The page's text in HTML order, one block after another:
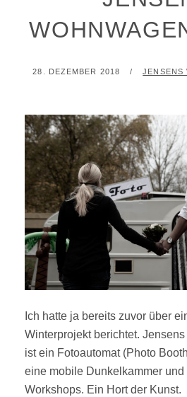
POSTED
28. DEZEMBER 2018 BY
JENSENS
Ich hatte ja bereits zuvor über
Winterprojekt berichtet.
ist ein Fotoautomat (Photo
eine mobile Dunkelkammer und
Workshops. Ein Hort der Kunst.